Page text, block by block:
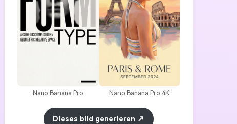
Farben lebendig, aber ausgewogen – ideal für
moderne Reisen oder Lifestyle-Aktivitäten.
Nano Banana Pro Nano Banana Pro 4K
Dieses bild generieren